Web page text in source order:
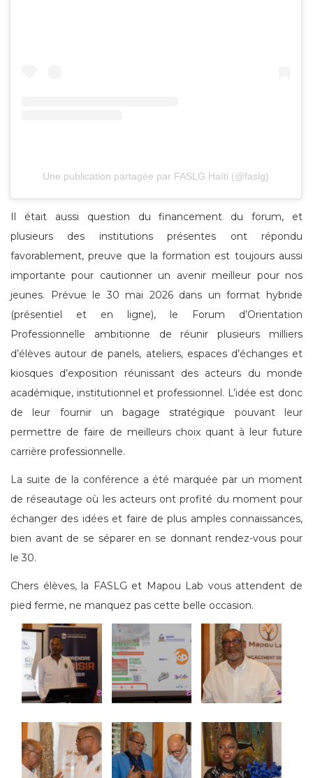
Une publication partagée par FASLG Haïti (@faslg)
Il était aussi question du financement du forum, et
plusieurs des institutions présentes ont répondu
favorablement, preuve que la formation est toujours aussi
importante pour cautionner un avenir meilleur pour nos
jeunes. Prévue le 30 mai 2026 dans un format hybride
(présentiel et en ligne), le Forum d’Orientation
Professionnelle ambitionne de réunir plusieurs milliers
d’élèves autour de panels, ateliers, espaces d’échanges et
kiosques d’exposition réunissant des acteurs du monde
académique, institutionnel et professionnel. L’idée est donc
de leur fournir un bagage stratégique pouvant leur
permettre de faire de meilleurs choix quant à leur future
carrière professionnelle.
La suite de la conférence a été marquée par un moment
de réseautage où les acteurs ont profité du moment pour
échanger des idées et faire de plus amples connaissances,
bien avant de se séparer en se donnant rendez-vous pour
le 30.
Chers élèves, la FASLG et Mapou Lab vous attendent de
pied ferme, ne manquez pas cette belle occasion.